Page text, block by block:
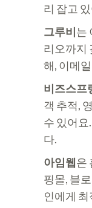
리 잡고
그루비는
리오까지
해, 이메
비즈스프
객 추적,
수 있어
다.
아임웹은
핑몰, 블
인에게